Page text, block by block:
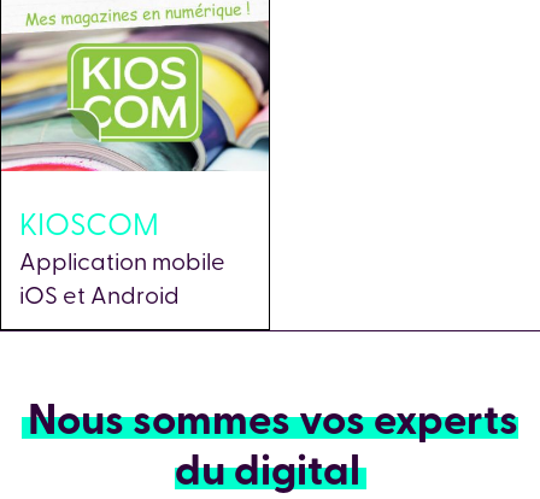
KIOSCOM
Application mobile
iOS et Android
Nous sommes vos experts
du digital